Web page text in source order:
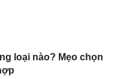
loại nào? Mẹo chọn